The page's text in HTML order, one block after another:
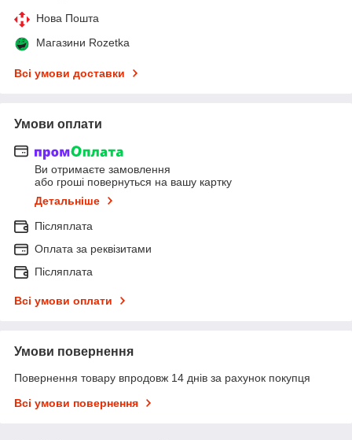
Нова Пошта
Магазини Rozetka
Всі умови доставки
Умови оплати
Ви отримаєте замовлення
або гроші повернуться на вашу картку
Детальніше
Післяплата
Оплата за реквізитами
Післяплата
Всі умови оплати
Умови повернення
Повернення товару впродовж 14 днів за рахунок покупця
Всі умови повернення